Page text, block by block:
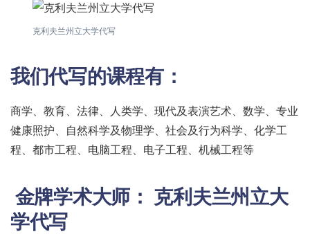
克利夫兰州立大学代写
我们代写的课程有：
商学、教育、法律、人类学、现代及表演艺术、数学、专业
健康照护、自然科学及物理学、社会及行为科学、化学工
程、都市工程、电脑工程、电子工程、机械工程等
金牌学术大师： 克利夫兰州立大
学代写